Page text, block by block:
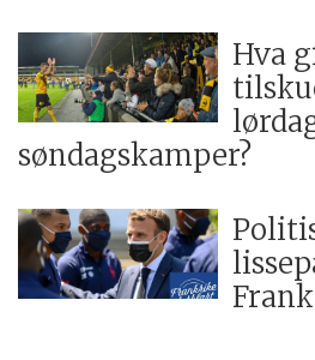
Hva
søndagskamper?